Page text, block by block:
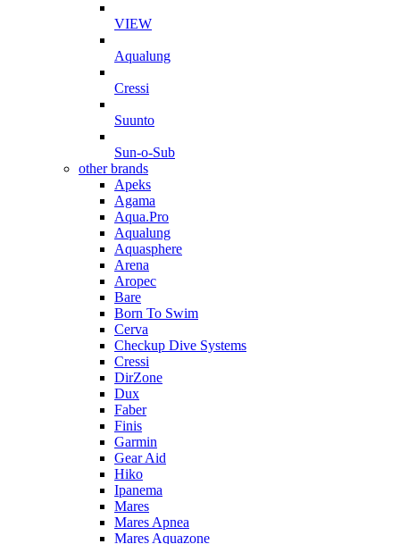
VIEW
Aqualung
Cressi
Suunto
Sun-o-Sub
other brands
Apeks
Agama
Aqua.Pro
Aqualung
Aquasphere
Arena
Aropec
Bare
Born To Swim
Cerva
Checkup Dive Systems
Cressi
DirZone
Dux
Faber
Finis
Garmin
Gear Aid
Hiko
Ipanema
Mares
Mares Apnea
Mares Aquazone